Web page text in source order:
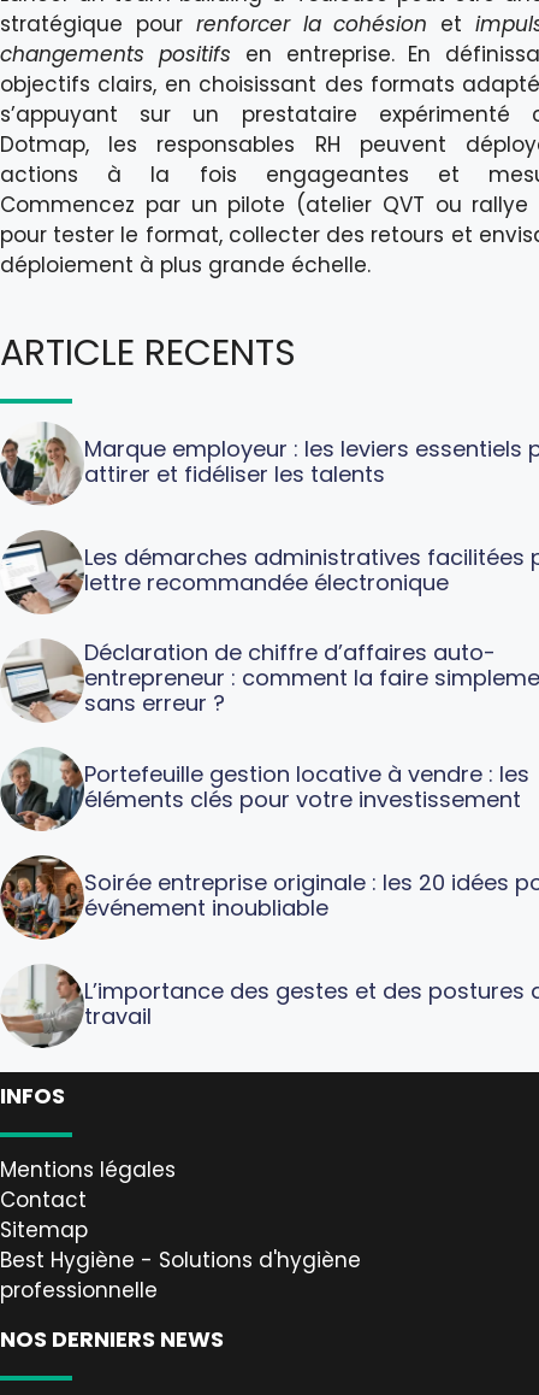
stratégique pourrenforcer la cohésion et
changements positifs en entreprise. En
objectifs clairs, en choisissant des formats
s’appuyant sur un prestataire expérimenté
Dotmap, les responsables RH peuvent
actions à la fois engageantes et
Commencez par un pilote (atelier QVT ou rallye
pour tester le format, collecter des retours et
déploiement à plus grande échelle.
ARTICLE RECENTS
Marque employeur : les leviers essentiels
attirer et fidéliser les talents
Les démarches administratives facilitées
lettre recommandée électronique
Déclaration de chiffre d’affaires auto-
entrepreneur : comment la faire
sans erreur ?
Portefeuille gestion locative à vendre : les
éléments clés pour votre investissement
Soirée entreprise originale : les 20 idées
événement inoubliable
L’importance des gestes et des postures
travail
INFOS
Mentions légales
Contact
Sitemap
Best Hygiène - Solutions d'hygiène
professionnelle
NOS DERNIERS NEWS